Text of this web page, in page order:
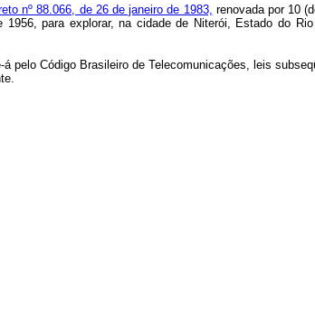
nº 88.066, de 26 de janeiro de 1983, renovada por 10
para explorar, na cidade de Niterói, Estado do
pelo Código Brasileiro de Telecomunicações, leis